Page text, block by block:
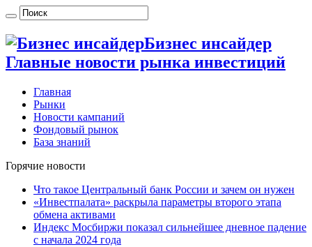
Бизнес инсайдер
Главные новости рынка инвестиций
Главная
Рынки
Новости кампаний
Фондовый рынок
База знаний
Горячие новости
Что такое Центральный банк России и зачем он нужен
«Инвестпалата» раскрыла параметры второго этапа
обмена активами
Индекс Мосбиржи показал сильнейшее дневное падение
с начала 2024 года